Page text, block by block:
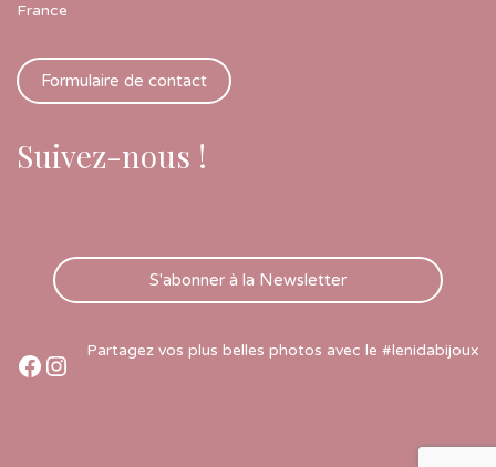
France
Formulaire de contact
Suivez-nous !
S'abonner à la Newsletter
Partagez vos plus belles photos avec le #lenidabijoux